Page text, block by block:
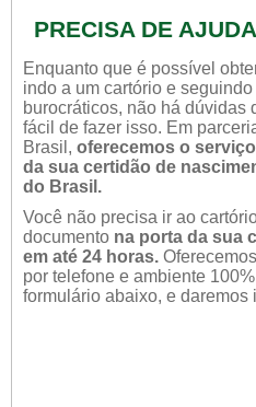
PRECISA DE
Enquanto que é possível
indo a um cartório e
burocráticos, não há dúvidas
fácil de fazer isso. Em
Brasil, oferecemos o
da sua certidão de
do Brasil.
Você não precisa ir ao
documento na porta da sua
em até 24 horas.
por telefone e ambiente
formulário abaixo, e daremos